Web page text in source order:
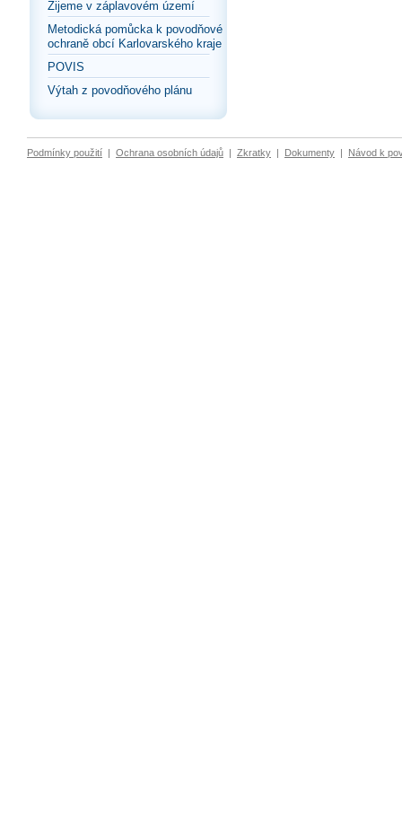
Žijeme v záplavovém území
Metodická pomůcka k povodňové
ochraně obcí Karlovarského kraje
POVIS
Výtah z povodňového plánu
Podmínky použití | Ochrana osobních údajů | Zkratky | Dokumenty | Návod k